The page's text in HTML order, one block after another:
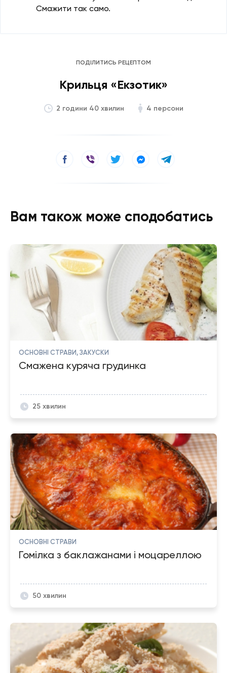
Смажити так само.
ПОДІЛИТИСЬ РЕЦЕПТОМ
Крильця «Екзотик»
2 години 40 хвилин 4 персони
Вам також може сподобатись
ОСНОВНІ СТРАВИ, ЗАКУСКИ
Смажена куряча грудинка
25 хвилин
ОСНОВНІ СТРАВИ
Гомілка з баклажанами і моцареллою
50 хвилин